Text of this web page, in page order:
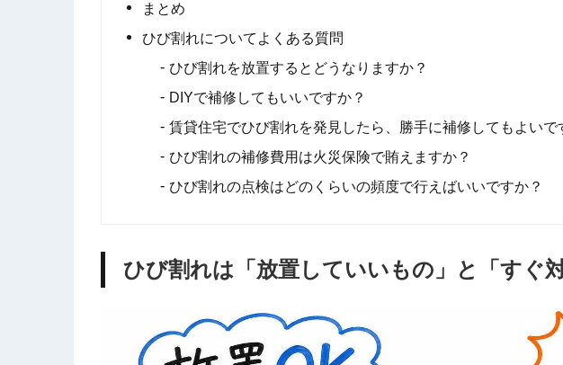
まとめ
ひび割れについてよくある質問
ひび割れを放置するとどうなりますか？
DIYで補修してもいいですか？
賃貸住宅でひび割れを発見したら、勝手に補修してもよいで
ひび割れの補修費用は火災保険で賄えますか？
ひび割れの点検はどのくらいの頻度で行えばいいですか？
ひび割れは「放置していいもの」と「すぐ